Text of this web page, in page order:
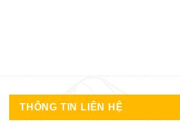
THÔNG TIN LIÊN HỆ